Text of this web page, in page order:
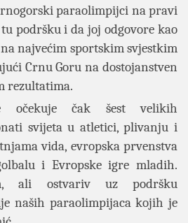
paraolimpijci na pravi
podršku i da joj odgovore kao
najvećim sportskim svjestkim
Crnu Goru na dostojanstven
rezultatima.
očekuje čak šest velikih
svijeta u atletici, plivanju i
vida, evropska prvenstva
i Evropske igre mladih.
ali ostvariv uz podršku
naših paraolimpijaca kojih je